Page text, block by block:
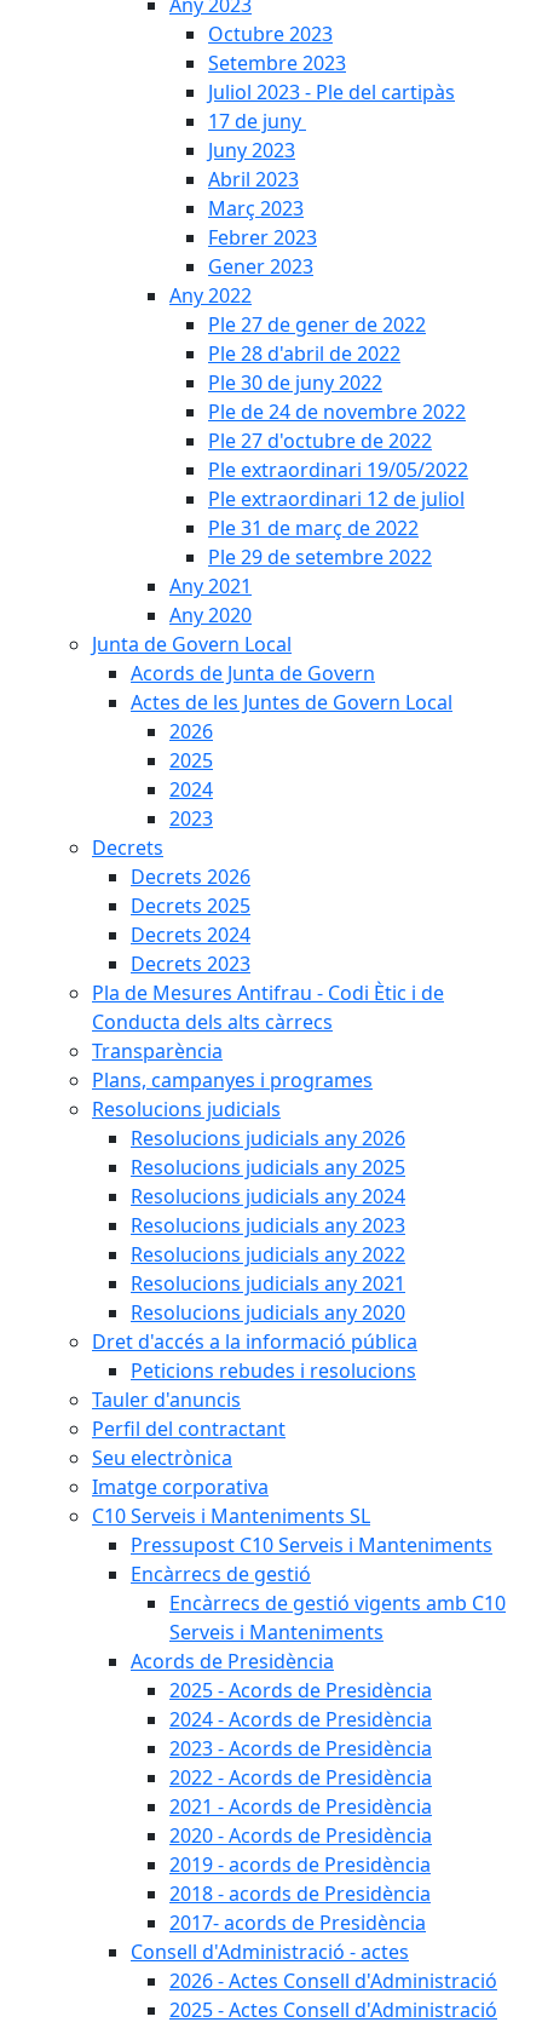
Octubre 2023
Setembre 2023
Juliol 2023 - Ple del cartipàs
17 de juny
Juny 2023
Abril 2023
Març 2023
Febrer 2023
Gener 2023
Any 2022
Ple 27 de gener de 2022
Ple 28 d'abril de 2022
Ple 30 de juny 2022
Ple de 24 de novembre 2022
Ple 27 d'octubre de 2022
Ple extraordinari 19/05/2022
Ple extraordinari 12 de juliol
Ple 31 de març de 2022
Ple 29 de setembre 2022
Any 2021
Any 2020
Junta de Govern Local
Acords de Junta de Govern
Actes de les Juntes de Govern Local
2026
2025
2024
2023
Decrets
Decrets 2026
Decrets 2025
Decrets 2024
Decrets 2023
Pla de Mesures Antifrau - Codi Ètic i de
Conducta dels alts càrrecs
Transparència
Plans, campanyes i programes
Resolucions judicials
Resolucions judicials any 2026
Resolucions judicials any 2025
Resolucions judicials any 2024
Resolucions judicials any 2023
Resolucions judicials any 2022
Resolucions judicials any 2021
Resolucions judicials any 2020
Dret d'accés a la informació pública
Peticions rebudes i resolucions
Tauler d'anuncis
Perfil del contractant
Seu electrònica
Imatge corporativa
C10 Serveis i Manteniments SL
Pressupost C10 Serveis i Manteniments
Encàrrecs de gestió
Encàrrecs de gestió vigents amb C10
Serveis i Manteniments
Acords de Presidència
2025 - Acords de Presidència
2024 - Acords de Presidència
2023 - Acords de Presidència
2022 - Acords de Presidència
2021 - Acords de Presidència
2020 - Acords de Presidència
2019 - acords de Presidència
2018 - acords de Presidència
2017- acords de Presidència
Consell d'Administració - actes
2026 - Actes Consell d'Administració
2025 - Actes Consell d'Administració